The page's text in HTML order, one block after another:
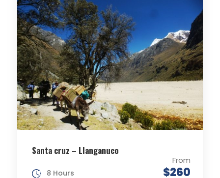
Santa cruz – Llanganuco
From
$260
8 Hours